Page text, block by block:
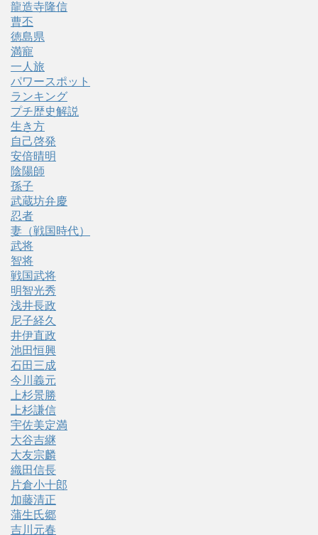
龍造寺隆信
曹丕
徳島県
満寵
一人旅
パワースポット
ランキング
プチ歴史解説
生き方
自己啓発
安倍晴明
陰陽師
孫子
武蔵坊弁慶
忍者
妻（戦国時代）
武将
智将
戦国武将
明智光秀
浅井長政
尼子経久
井伊直政
池田恒興
石田三成
今川義元
上杉景勝
上杉謙信
宇佐美定満
大谷吉継
大友宗麟
織田信長
片倉小十郎
加藤清正
蒲生氏郷
吉川元春